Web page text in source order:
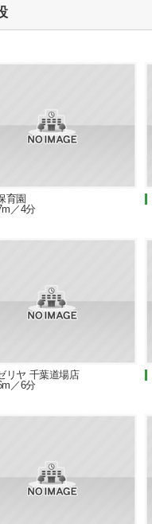
育園
／4分
リヤ 千葉道場店
／6分